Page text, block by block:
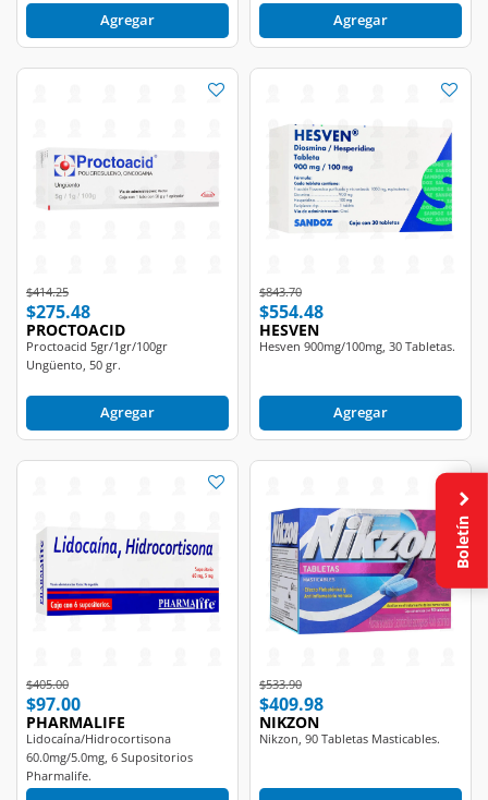
Agregar Agregar
Price reduced from
$414.25to
$275.48
PROCTOACID
Proctoacid 5gr/1gr/100gr
Ungüento, 50 gr.
Agregar
Price reduced from
$843.70to
$554.48
HESVEN
Hesven 900mg/100mg, 30 Tabletas.
Agregar
Price reduced from
$405.00to
$97.00
PHARMALIFE
Lidocaína/Hidrocortisona
60.0mg/5.0mg, 6 Supositorios
Pharmalife.
Price reduced from
$533.90to
$409.98
NIKZON
Nikzon, 90 Tabletas Masticables.
Boletín